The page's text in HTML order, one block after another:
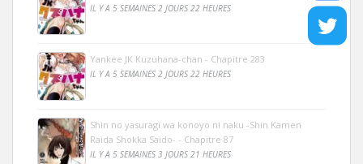
IL Y A 5 SEMAINES 2 JOURS 22 HEURES
Yankee JK Kuzuhana-chan - Chapitre 283
IL Y A 5 SEMAINES 2 JOURS 22 HEURES
Shin no yasuragi wa konoyo ni naku -Shin Kamen
Raida Shokka Saido- - Chapitre 87
IL Y A 5 SEMAINES 3 JOURS 21 HEURES